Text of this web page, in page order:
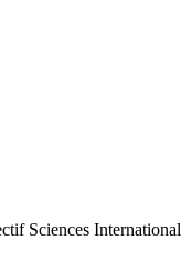
Sciences International